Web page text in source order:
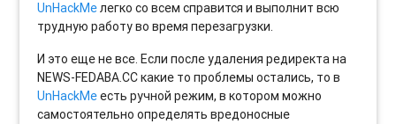
UnHackMeлегко со всем справится и выполнит всю
трудную работу во время перезагрузки.
И это еще не все. Если после удаления редиректа на
NEWS-FEDABA.CC какие то проблемы остались, то в
UnHackMeесть ручной режим, в котором можно
самостоятельно определять вредоносные